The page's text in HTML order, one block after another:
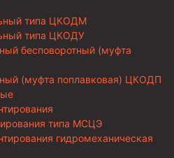
типа ЦКОДМ
типа ЦКОДУ
бесповоротный (муфта
(муфта поплавковая) ЦКОДП
типа МСЦЭ
гидромеханическая